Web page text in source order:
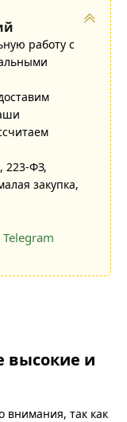
работу с
223-ФЗ,
закупка,
высокие и
внимания, так как